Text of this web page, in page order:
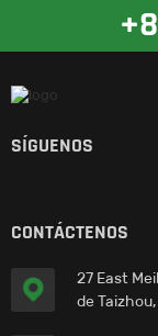
SÍGUENOS
CONTÁCTENOS
27 East
de